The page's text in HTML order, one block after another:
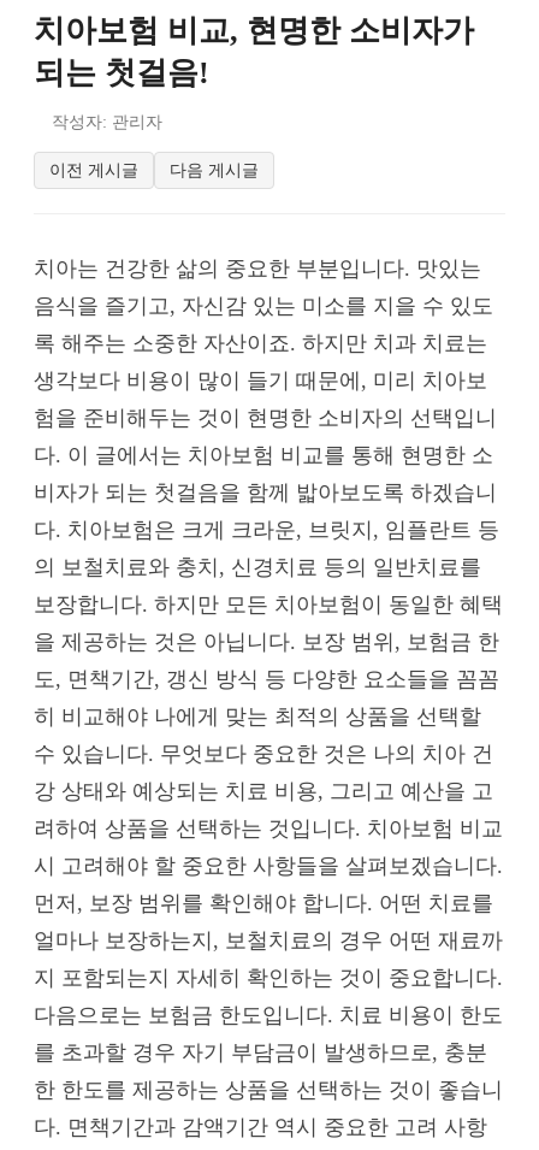
치아보험 비교, 현명한 소비자가
되는 첫걸음!
작성자: 관리자
이전 게시글 다음 게시글
치아는 건강한 삶의 중요한 부분입니다. 맛있는
음식을 즐기고, 자신감 있는 미소를 지을 수 있도
록 해주는 소중한 자산이죠. 하지만 치과 치료는
생각보다 비용이 많이 들기 때문에, 미리 치아보
험을 준비해두는 것이 현명한 소비자의 선택입니
다. 이 글에서는 치아보험 비교를 통해 현명한 소
비자가 되는 첫걸음을 함께 밟아보도록 하겠습니
다. 치아보험은 크게 크라운, 브릿지, 임플란트 등
의 보철치료와 충치, 신경치료 등의 일반치료를
보장합니다. 하지만 모든 치아보험이 동일한 혜택
을 제공하는 것은 아닙니다. 보장 범위, 보험금 한
도, 면책기간, 갱신 방식 등 다양한 요소들을 꼼꼼
히 비교해야 나에게 맞는 최적의 상품을 선택할
수 있습니다. 무엇보다 중요한 것은 나의 치아 건
강 상태와 예상되는 치료 비용, 그리고 예산을 고
려하여 상품을 선택하는 것입니다. 치아보험 비교
시 고려해야 할 중요한 사항들을 살펴보겠습니다.
먼저, 보장 범위를 확인해야 합니다. 어떤 치료를
얼마나 보장하는지, 보철치료의 경우 어떤 재료까
지 포함되는지 자세히 확인하는 것이 중요합니다.
다음으로는 보험금 한도입니다. 치료 비용이 한도
를 초과할 경우 자기 부담금이 발생하므로, 충분
한 한도를 제공하는 상품을 선택하는 것이 좋습니
다. 면책기간과 감액기간 역시 중요한 고려 사항